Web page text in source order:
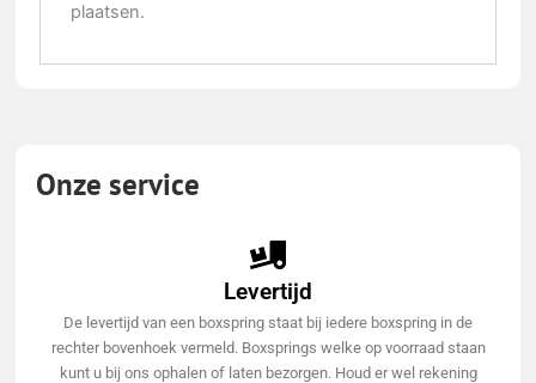
plaatsen.
Onze service
Levertijd
De levertijd van een boxspring staat bij iedere boxspring in de
rechter bovenhoek vermeld. Boxsprings welke op voorraad staan
kunt u bij ons ophalen of laten bezorgen. Houd er wel rekening